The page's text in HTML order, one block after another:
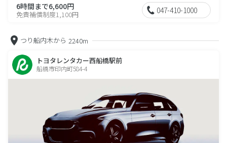
6時間まで6,600円
免責補償制度1,100円 047-410-1000
つり船内木から 2240m
トヨタレンタカー西船橋駅前
船橋市印内町584-4